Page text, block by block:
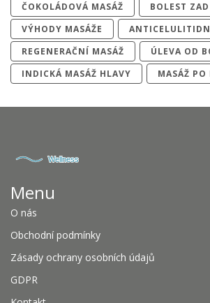
ČOKOLÁDOVÁ MASÁŽ
BOLEST ZAD
VÝHODY MASÁŽE
REGENERAČNÍ MASÁŽ
ÚLEVA OD
INDICKÁ MASÁŽ HLAVY
MASÁŽ PO
Menu
O nás
Obchodní podmínky
Zásady ochrany osobních údajů
GDPR